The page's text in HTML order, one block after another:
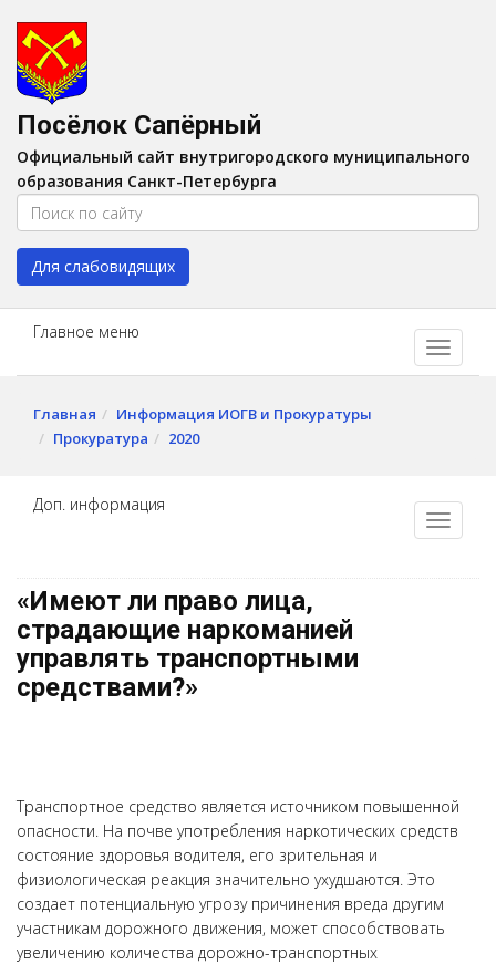
Изображения:
Цвет:A A
Посёлок Сапёрный
Официальный сайт внутригородского муниципального
образования Санкт-Петербурга
Для слабовидящих
Главное меню
Главная
Информация ИОГВ и Прокуратуры
Прокуратура
2020
Доп. информация
«Имеют ли право лица,
страдающие наркоманией
управлять транспортными
средствами?»
Транспортное средство является источником повышенной
опасности. На почве употребления наркотических средств
состояние здоровья водителя, его зрительная и
физиологическая реакция значительно ухудшаются. Это
создает потенциальную угрозу причинения вреда другим
участникам дорожного движения, может способствовать
увеличению количества дорожно-транспортных